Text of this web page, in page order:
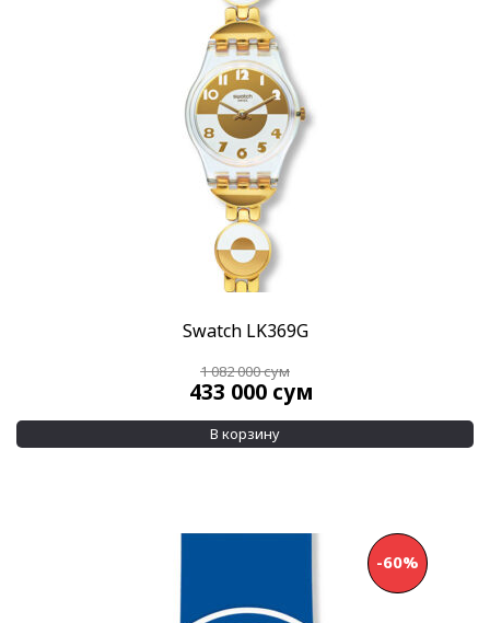
Swatch LK369G
1 082 000сум
433 000 сум
В корзину
-60%